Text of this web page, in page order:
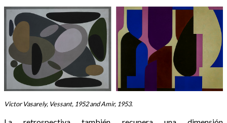
Victor Vasarely, Vessant, 1952 and Amir, 1953.